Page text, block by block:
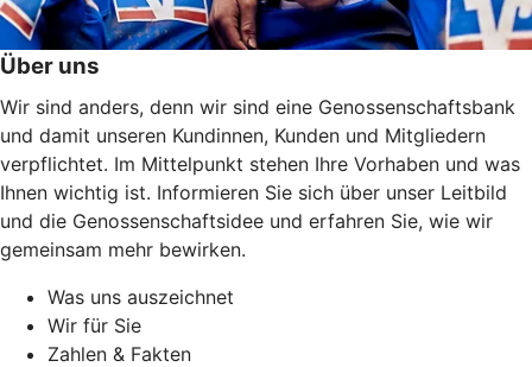
Über uns
Wir sind anders, denn wir sind eine Genossenschaftsbank
und damit unseren Kundinnen, Kunden und Mitgliedern
verpflichtet. Im Mittelpunkt stehen Ihre Vorhaben und was
Ihnen wichtig ist. Informieren Sie sich über unser Leitbild
und die Genossenschaftsidee und erfahren Sie, wie wir
gemeinsam mehr bewirken.
Was uns auszeichnet
Wir für Sie
Zahlen & Fakten